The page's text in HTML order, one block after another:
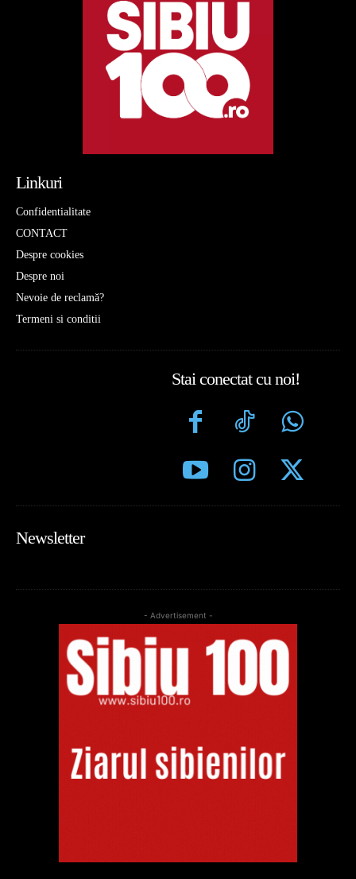
Linkuri
Confidentialitate
CONTACT
Despre cookies
Despre noi
Nevoie de reclamă?
Termeni si conditii
Stai conectat cu noi!
Newsletter
- Advertisement -